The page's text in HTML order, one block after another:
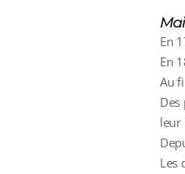
En
En
Au
leur
Les